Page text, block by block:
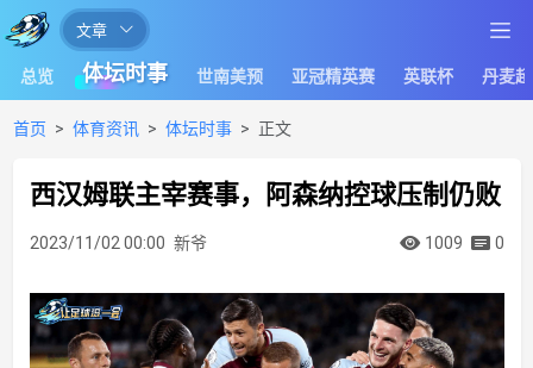
让
足
球
文章
总览 体坛时事 世南美预 亚冠精英赛 英联杯 丹麦超
首页 体育资讯 体坛时事 正文
西汉姆联主宰赛事，阿森纳控球压制仍败
2023/11/02 00:00 新爷 1009 0